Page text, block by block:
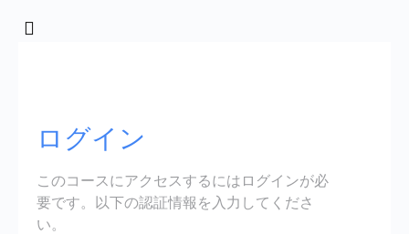
ログイン
このコースにアクセスするにはログインが必
要です。以下の認証情報を入力してくださ
い。